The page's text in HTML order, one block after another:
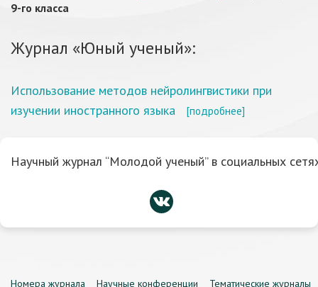
9-го класса
Журнал «Юный ученый»:
Использование методов нейролингвистики при
изучении иностранного языка
[подробнее]
Научный журнал “Молодой ученый” в социальных
Номера журнала Научные конференции Тематические журналы